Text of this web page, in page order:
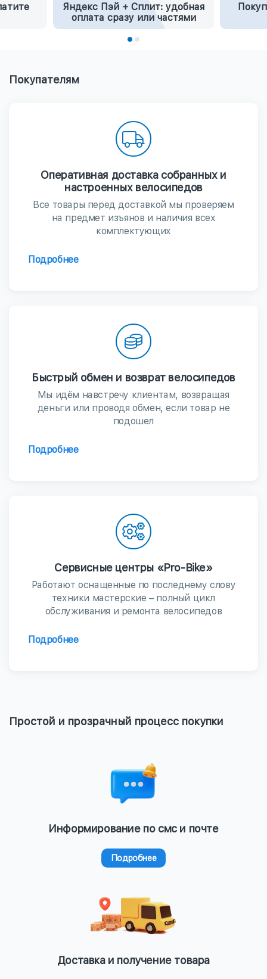
Яндекс Пэй + Сплит: удобная
оплата сразу или частями
Покупателям
Оперативная доставка собранных и
настроенных велосипедов
Все товары перед доставкой мы проверяем
на предмет изъянов и наличия всех
комплектующих
Подробнее
Быстрый обмен и возврат велосипедов
Мы идём навстречу клиентам, возвращая
деньги или проводя обмен, если товар не
подошел
Подробнее
Сервисные центры «Pro-Bike»
Работают оснащенные по последнему слову
техники мастерские – полный цикл
обслуживания и ремонта велосипедов
Подробнее
Простой и прозрачный процесс покупки
Информирование по смс и почте
Подробнее
Доставка и получение товара